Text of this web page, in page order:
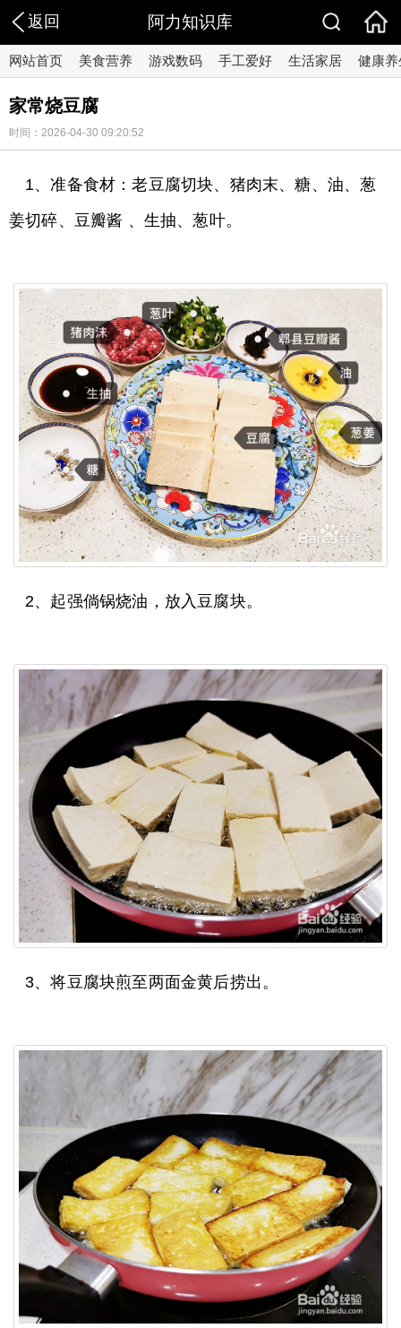
返回 阿力知识库
网站首页 美食营养 游戏数码 手工爱好 生活家居 健康养
家常烧豆腐
时间：2026-04-30 09:20:52
1、准备食材：老豆腐切块、猪肉末、糖、油、葱
姜切碎、豆瓣酱 、生抽、葱叶。
2、起强倘锅烧油，放入豆腐块。
3、将豆腐块煎至两面金黄后捞出。